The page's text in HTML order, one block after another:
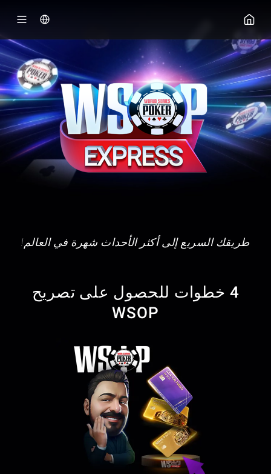
طريقك السريع إلى أكثر الأحداث شهرة في العالم!
4 خطوات للحصول على تصريح
WSOP